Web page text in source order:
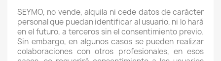
SEYMO, no vende, alquila ni cede datos de carácter
personal que puedan identificar al usuario, ni lo hará
en el futuro, a terceros sin el consentimiento previo.
Sin embargo, en algunos casos se pueden realizar
colaboraciones con otros profesionales, en esos